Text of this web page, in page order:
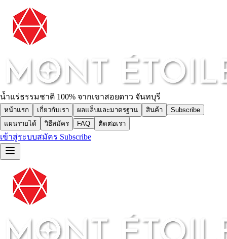
น้ำแร่ธรรมชาติ 100% จากเขาสอยดาว จันทบุรี
หน้าแรก เกี่ยวกับเรา ผลแล็บและมาตรฐาน สินค้า
Subscribe
แผนรายได้
วิธีสมัคร FAQ ติดต่อเรา
เข้าสู่ระบบสมัคร Subscribe